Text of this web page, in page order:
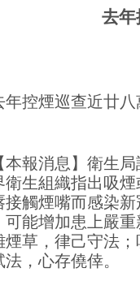
去年
控煙巡查近廿八
報消息】衛生局
衛生組織指出吸
接觸煙嘴而感染
可能增加患上嚴
煙草，律己守法
法，心存僥倖。